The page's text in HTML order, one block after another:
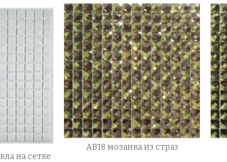
на сетке
AB18 мозаика из страз